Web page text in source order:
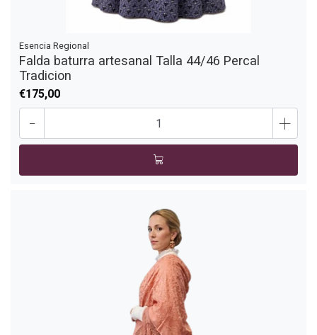
Esencia Regional
Falda baturra artesanal Talla 44/46 Percal
Tradicion
€175,00
- +